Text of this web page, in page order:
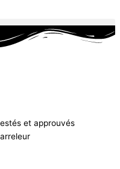
et approuvés